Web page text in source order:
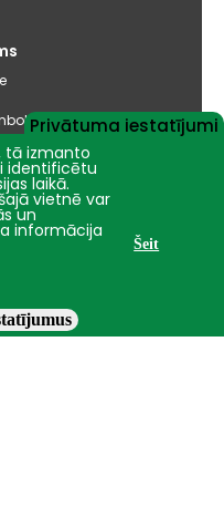
ziņojumi
Privātuma iestatījumi
tā izmanto
identificētu
laikā.
vietnē var
un
informācija
Šeit